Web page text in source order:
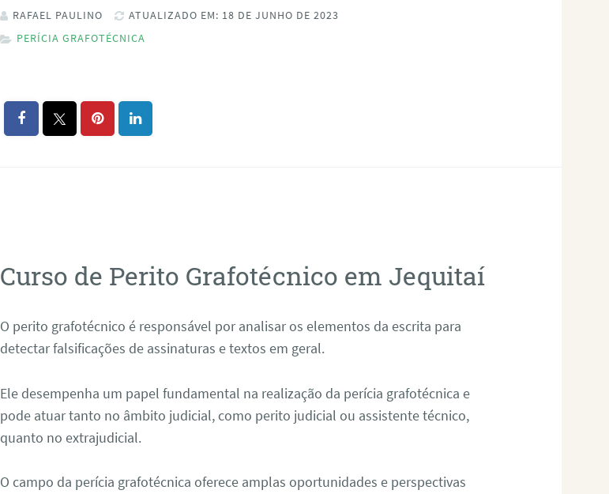
RAFAEL PAULINO
ATUALIZADO EM: 18 DE JUNHO DE 2023
PERÍCIA GRAFOTÉCNICA
Curso de Perito Grafotécnico em Jequitaí
O perito grafotécnico é responsável por analisar os elementos da escrita para
detectar falsificações de assinaturas e textos em geral.
Ele desempenha um papel fundamental na realização da perícia grafotécnica e
pode atuar tanto no âmbito judicial, como perito judicial ou assistente técnico,
quanto no extrajudicial.
O campo da perícia grafotécnica oferece amplas oportunidades e perspectivas